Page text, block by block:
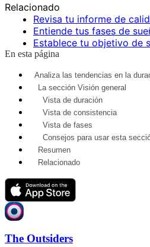
Relacionado
Revisa tu informe de
Entiende tus fases de
Establece tu objetivo de
En esta página
Analiza las tendencias en la
La sección Visión general
Vista de duración
Vista de consistencia
Vista de fases
Consejos para usar esta
Resumen
Relacionado
The Outsiders